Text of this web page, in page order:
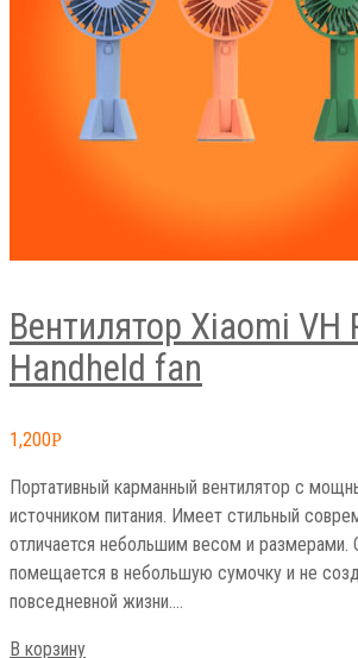
Вентилятор Xiaomi VH
Handheld fan
1,200Р
Портативный карманный вентилятор с
источником питания. Имеет стильный
отличается небольшим весом и размерами.
помещается в небольшую сумочку и не
повседневной жизни.…